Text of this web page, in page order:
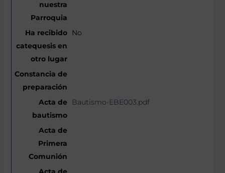
No
Bautismo-EBE003.pdf